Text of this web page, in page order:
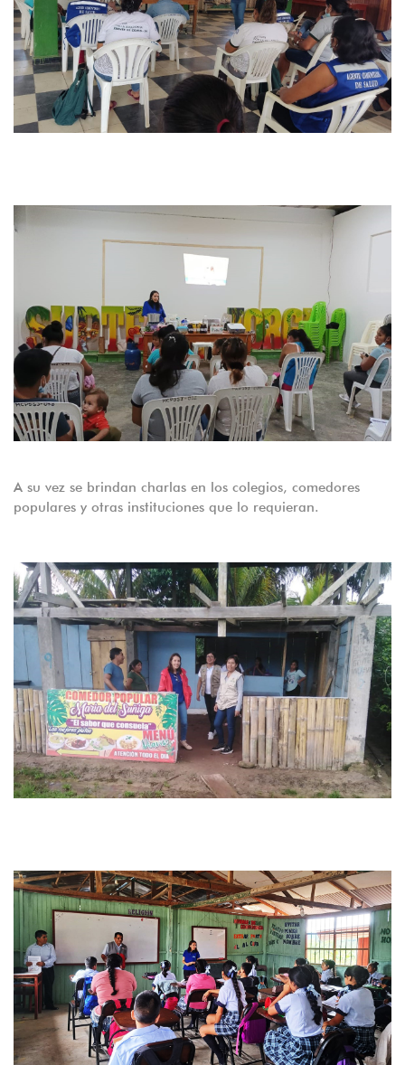
A su vez se brindan charlas en los colegios, comedores
populares y otras instituciones que lo requieran.